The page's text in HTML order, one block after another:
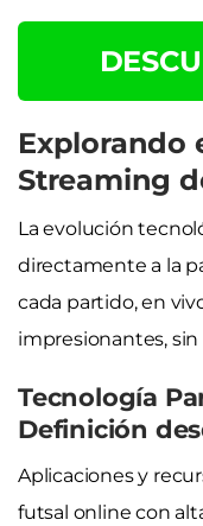
Explorando
Streaming
La evolución
directamente a la
cada partido, en
impresionantes,
Tecnología
Definición
Aplicaciones y
futsal online con